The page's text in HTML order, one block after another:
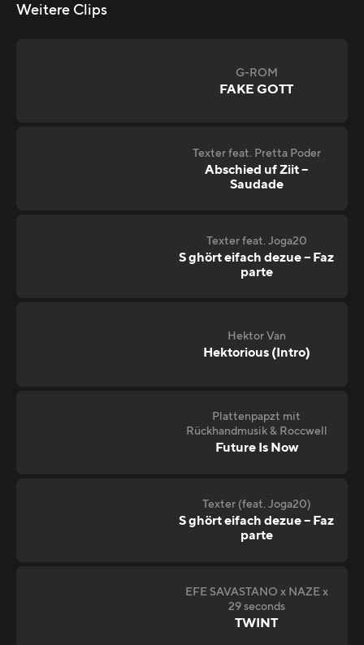
Weitere Clips
G-ROM
FAKE GOTT
Texter feat. Pretta Poder
Abschied uf Ziit –
Saudade
Texter feat. Joga20
S ghört eifach dezue – Faz
parte
Hektor Van
Hektorious (Intro)
Plattenpapzt mit
Rückhandmusik & Roccwell
Future Is Now
Texter (feat. Joga20)
S ghört eifach dezue – Faz
parte
EFE SAVASTANO x NAZE x
29 seconds
TWINT